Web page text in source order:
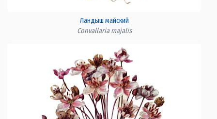
Ландыш майский
Convallaria majalis